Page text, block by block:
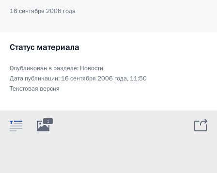
16 сентября 2006 года
Статус материала
Опубликован в разделе: Новости
Дата публикации: 16 сентября 2006 года, 11:50
Текстовая версия
1